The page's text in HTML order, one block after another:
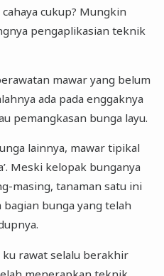
cukup? Mungkin
pengaplikasian teknik
mawar yang belum
ada pada enggaknya
pemangkasan bunga layu.
lainnya, mawar tipikal
Meski kelopak bunganya
masing, tanaman satu ini
bunga yang telah
ku rawat selalu berakhir